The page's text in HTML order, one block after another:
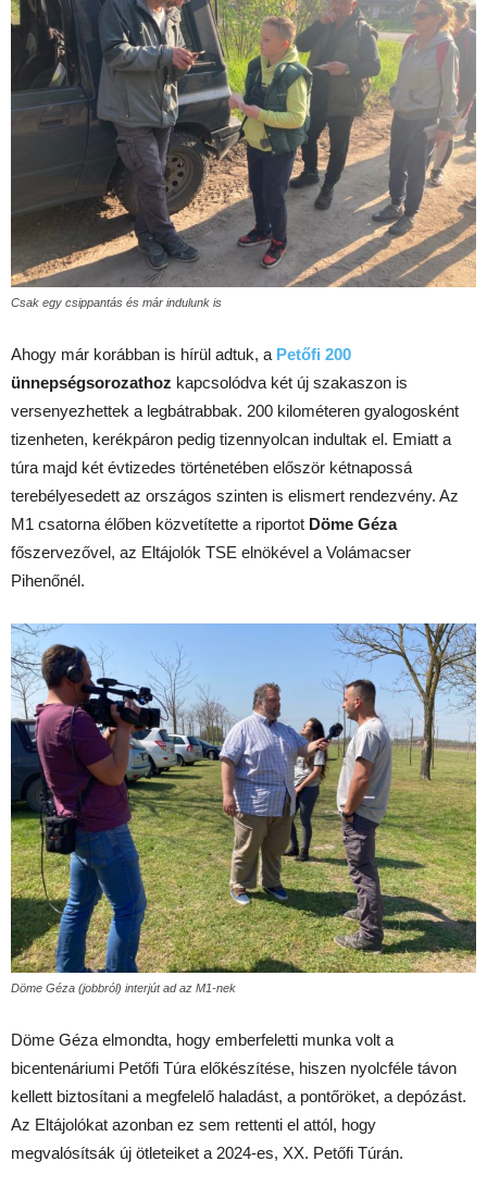
Csak egy csippantás és már indulunk is
Ahogy már korábban is hírül adtuk, a Petőfi 200
ünnepségsorozathoz kapcsolódva két új szakaszon is
versenyezhettek a legbátrabbak. 200 kilométeren gyalogosként
tizenheten, kerékpáron pedig tizennyolcan indultak el. Emiatt a
túra majd két évtizedes történetében először kétnapossá
terebélyesedett az országos szinten is elismert rendezvény. Az
M1 csatorna élőben közvetítette a riportot Döme Géza
főszervezővel, az Eltájolók TSE elnökével a Volámacser
Pihenőnél.
Döme Géza (jobbról) interjút ad az M1-nek
Döme Géza elmondta, hogy emberfeletti munka volt a
bicentenáriumi Petőfi Túra előkészítése, hiszen nyolcféle távon
kellett biztosítani a megfelelő haladást, a pontőröket, a depózást.
Az Eltájolókat azonban ez sem rettenti el attól, hogy
megvalósítsák új ötleteiket a 2024-es, XX. Petőfi Túrán.